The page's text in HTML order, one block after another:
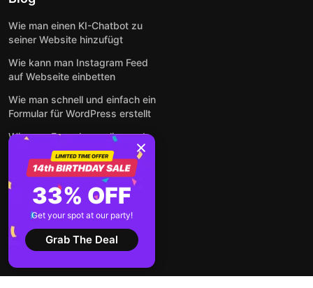
Wie man einen KI-Chatbot zu
seiner Website hinzufügt
Wie kann man Instagram Feed
auf Webseite einbetten
Wie man schnell und einfach ein
Formular für WordPress erstellt
Wie man Formulare online und
kostenlos auf jeder Website
einbettet
So betten Sie Google-
Bewertungen kostenlos auf
einer Website ein
Alle Beiträge anzeigen
33% OFF
Get your spot at our party!
Grab The Deal